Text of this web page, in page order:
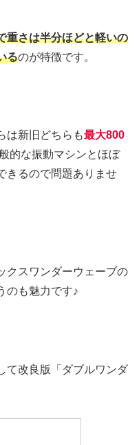
重さは半分ほどと軽いの
るのが特徴です。
は新旧どちらも最大800
的な振動マシンとほぼ
きるので問題ありませ
クスワンダーウェーブの
のも魅力です♪
て改良版「ダブルワンダ